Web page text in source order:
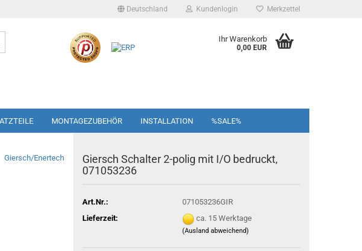
Deutschland Kundenlogin Merkzettel
Ihr Warenkorb
0,00 EUR
MONTAGEZUBEHÖR INSTALLATION %SALE%
Giersch/Enertech
Giersch Schalter 2-polig mit I/O bedruckt,
071053236
Art.Nr.:
071053236GIR
Lieferzeit:
ca. 15 Werktage
(Ausland abweichend)